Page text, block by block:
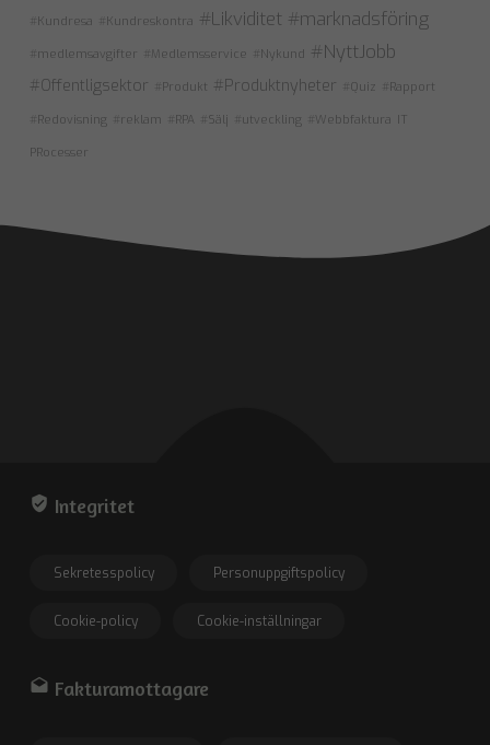
#Kundresa #Kundreskontra #Likviditet #marknadsföring
#medlemsavgifter #Medlemsservice #Nykund #NyttJobb
#Offentligsektor #Produkt #Produktnyheter #Quiz #Rapport
#Redovisning #reklam #RPA #Sälj #utveckling #Webbfaktura IT
PRocesser
verified_user Integritet
Sekretesspolicy Personuppgiftspolicy
Cookie-policy Cookie-inställningar
drafts Fakturamottagare